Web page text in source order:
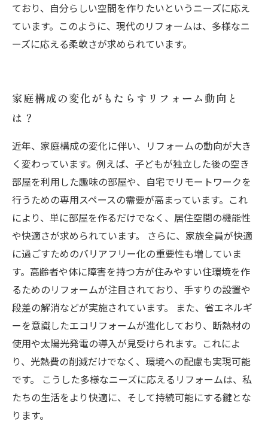
ており、自分らしい空間を作りたいというニーズに応え
ています。このように、現代のリフォームは、多様なニ
ーズに応える柔軟さが求められています。
家庭構成の変化がもたらすリフォーム動向と
は？
近年、家庭構成の変化に伴い、リフォームの動向が大き
く変わっています。例えば、子どもが独立した後の空き
部屋を利用した趣味の部屋や、自宅でリモートワークを
行うための専用スペースの需要が高まっています。これ
により、単に部屋を作るだけでなく、居住空間の機能性
や快適さが求められています。 さらに、家族全員が快適
に過ごすためのバリアフリー化の重要性も増していま
す。高齢者や体に障害を持つ方が住みやすい住環境を作
るためのリフォームが注目されており、手すりの設置や
段差の解消などが実施されています。 また、省エネルギ
ーを意識したエコリフォームが進化しており、断熱材の
使用や太陽光発電の導入が見受けられます。これによ
り、光熱費の削減だけでなく、環境への配慮も実現可能
です。 こうした多様なニーズに応えるリフォームは、私
たちの生活をより快適に、そして持続可能にする鍵とな
ります。